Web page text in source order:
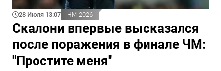
28 Июля 13:07 ЧМ-2026
Скалони впервые высказался
после поражения в финале ЧМ:
"Простите меня"